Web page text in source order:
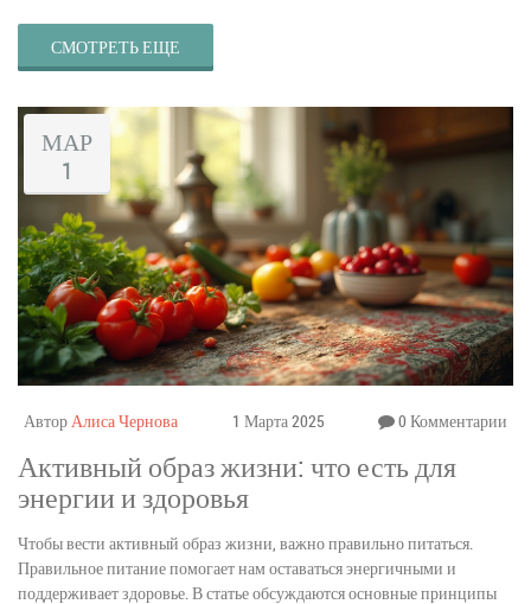
СМОТРЕТЬ ЕЩЕ
МАР
1
Автор Алиса Чернова 1 Марта 2025 0 Комментарии
Активный образ жизни: что есть для
энергии и здоровья
Чтобы вести активный образ жизни, важно правильно питаться.
Правильное питание помогает нам оставаться энергичными и
поддерживает здоровье. В статье обсуждаются основные принципы